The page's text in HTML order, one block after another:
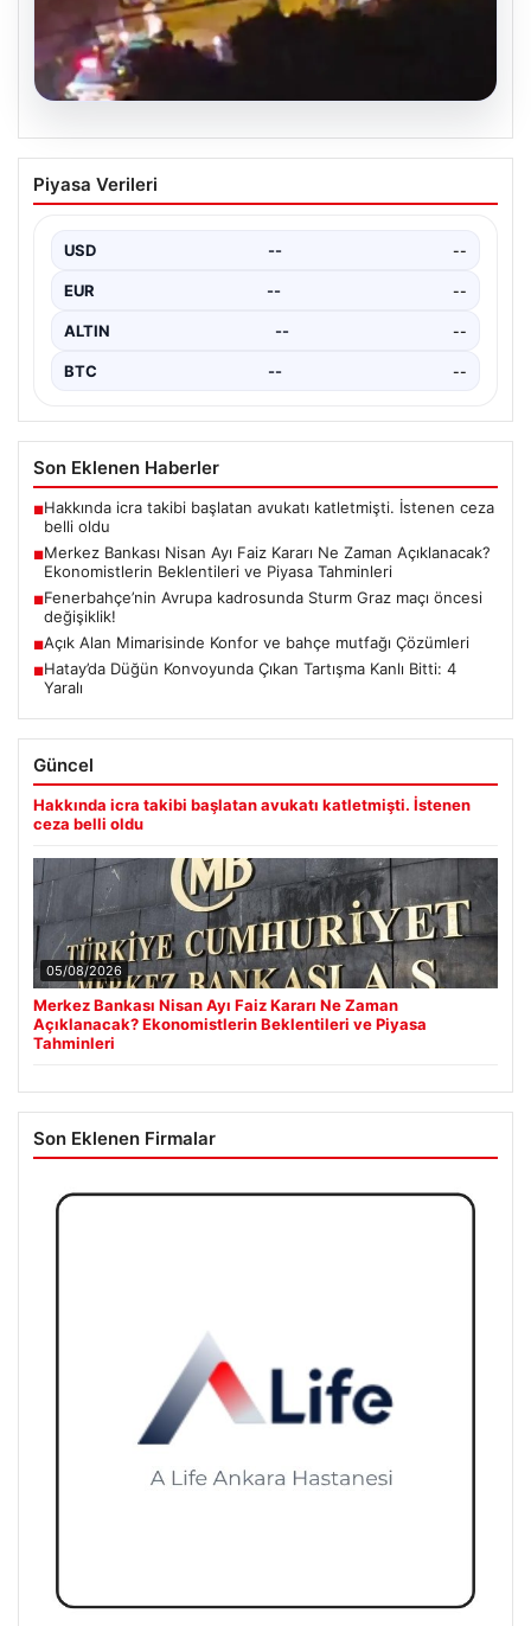
03.08.2026
Hatay’da Düğün Konvoyunda Çıkan
Tartışma Kanlı Bitti: 4 Yaralı
kutlaması sırasında başlayan tartışma, kısa sürede
kontrol edilemez hale…
Piyasa Verileri
USD -- --
EUR -- --
ALTIN -- --
BTC -- --
Son Eklenen Haberler
■Hakkında icra takibi başlatan avukatı katletmişti. İstenen ceza
belli oldu
■Merkez Bankası Nisan Ayı Faiz Kararı Ne Zaman Açıklanacak?
Ekonomistlerin Beklentileri ve Piyasa Tahminleri
■Fenerbahçe’nin Avrupa kadrosunda Sturm Graz maçı öncesi
değişiklik!
■Açık Alan Mimarisinde Konfor ve bahçe mutfağı Çözümleri
■Hatay’da Düğün Konvoyunda Çıkan Tartışma Kanlı Bitti: 4
Yaralı
Güncel
Hakkında icra takibi başlatan avukatı katletmişti. İstenen
ceza belli oldu
05/08/2026
Merkez Bankası Nisan Ayı Faiz Kararı Ne Zaman
Açıklanacak? Ekonomistlerin Beklentileri ve Piyasa
Tahminleri
Son Eklenen Firmalar